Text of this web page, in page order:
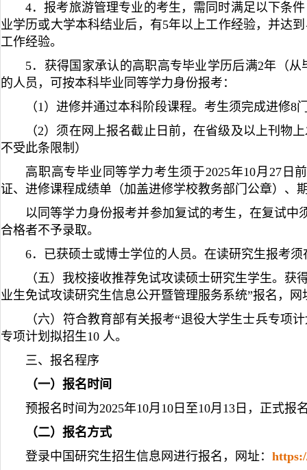
4．报考旅游管理专业的考生，需同时满足以下条
业学历或大学本科结业后，有5年以上工作经验，并达
工作经验。
5．获得国家承认的高职高专毕业学历后满2年（
的人员，可按本科毕业同等学力身份报考：
（1）进修并通过本科阶段课程。考生须完成进修
（2）须在网上报名截止日前，在省级及以上刊物
不受此条限制）
高职高专毕业同等学力考生须于2025年10月27日
证、进修课程成绩单（加盖进修学校教务部门公章）、
以同等学力身份报考并参加复试的考生，在复试
合格者不予录取。
6．已获硕士或博士学位的人员。在读研究生报考
（五）我校接收推荐免试攻读硕士研究生学生。
业生免试攻读研究生信息公开暨管理服务系统”报名，网
（六）符合教育部有关报考“退役大学生士兵专项
专项计划拟招生10 人。
三、报名程序
（一）报名时间
预报名时间为2025年10月10日至10月13日，正式报
（二）报名方式
登录中国研究生招生信息网进行报名，网址：